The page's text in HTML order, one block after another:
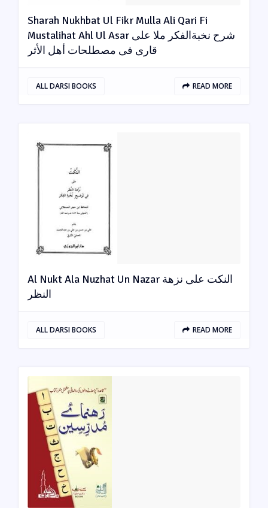
Sharah Nukhbat Ul Fikr Mulla Ali Qari Fi
Mustalihat Ahl Ul Asar شرح نخبةالفکر ملا علی
قاری فی مصطلحات أھل الأثر
ALL DARSI BOOKS READ MORE
Al Nukt Ala Nuzhat Un Nazar النکت علی نزھة
النظر
ALL DARSI BOOKS READ MORE